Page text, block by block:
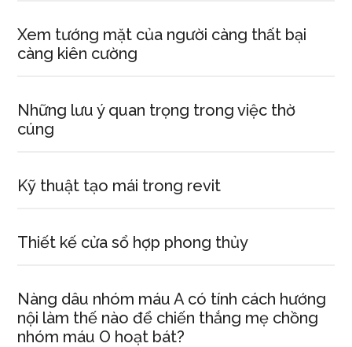
Xem tướng mặt của người càng thất bại
càng kiên cường
Những lưu ý quan trọng trong việc thờ
cúng
Kỹ thuật tạo mái trong revit
Thiết kế cửa sổ hợp phong thủy
Nàng dâu nhóm máu A có tính cách hướng
nội làm thế nào để chiến thắng mẹ chồng
nhóm máu O hoạt bát?